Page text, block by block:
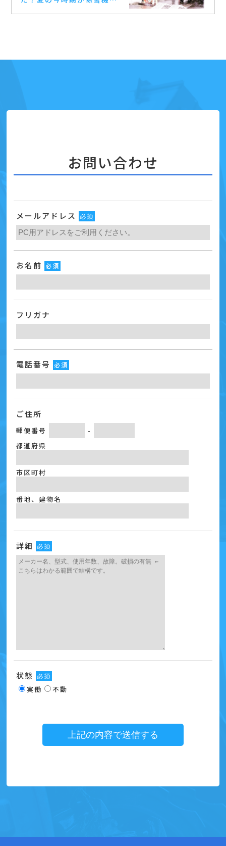
売り時です！ お気軽にお問
お問い合わせ
メールアドレス 必須
お名前 必須
フリガナ
電話番号 必須
ご住所
郵便番号
-
都道府県
市区町村
番地、建物名
詳細 必須
状態 必須
実働 不動